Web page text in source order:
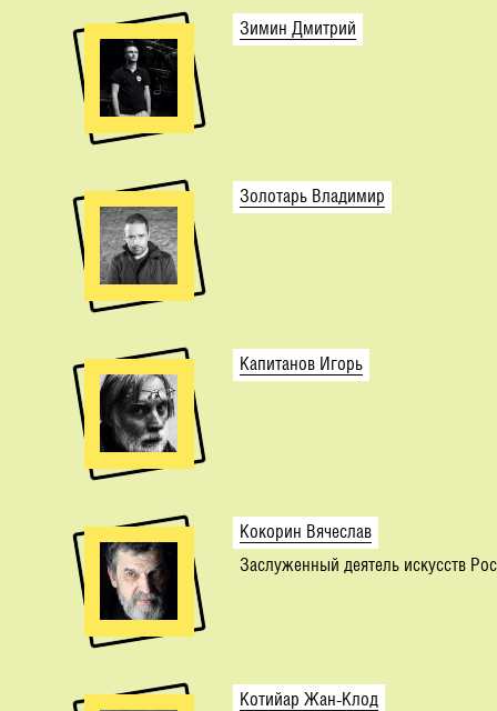
Зимин Дмитрий
Золотарь Владимир
Капитанов Игорь
Кокорин Вячеслав
Заслуженный деятель искусств
Котийар Жан-Клод